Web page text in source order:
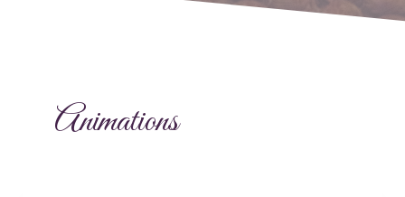
Animations